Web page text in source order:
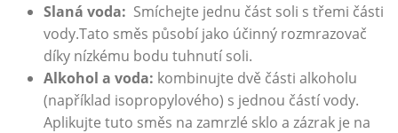
Slaná voda: ⁤ Smíchejte jednu část soli s třemi části
vody.Tato směs působí jako účinný rozmrazovač⁤
díky nízkému bodu tuhnutí soli.
Alkohol a voda: kombinujte dvě části alkoholu
(například isopropylového) s jednou částí vody.
Aplikujte tuto směs na zamrzlé sklo a zázrak je na